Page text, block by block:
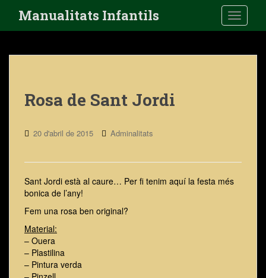
i
Toggle
Manualitats Infantils
Rosa de Sant Jordi
20 d'abril de 2015 Adminalitats
Sant Jordi està al caure… Per fi tenim aquí la festa més
bonica de l’any!
Fem una rosa ben original?
Material:
– Ouera
– Plastilina
– Pintura verda